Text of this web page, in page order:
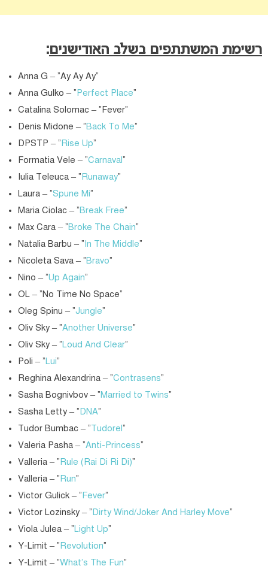
רשימת המשתתפים בשלב האודישנים:
Anna G – “Ay Ay Ay”
Anna Gulko – “Perfect Place“
Catalina Solomac – “Fever”
Denis Midone – “Back To Me“
DPSTP – “Rise Up“
Formatia Vele – “Carnaval“
Iulia Teleuca – “Runaway“
Laura – “Spune Mi“
Maria Ciolac – “Break Free“
Max Cara – “Broke The Chain“
Natalia Barbu – “In The Middle“
Nicoleta Sava – “Bravo“
Nino – “Up Again“
OL – “No Time No Space”
Oleg Spinu – “Jungle“
Oliv Sky – “Another Universe“
Oliv Sky – “Loud And Clear“
Poli – “Lui“
Reghina Alexandrina – “Contrasens“
Sasha Bognivbov – “Married to Twins“
Sasha Letty – “DNA“
Tudor Bumbac – “ Tudorel“
Valeria Pasha – “Anti-Princess“
Valleria – “Rule (Rai Di Ri Di)“
Valleria – “Run“
Victor Gulick – “Fever“
Victor Lozinsky – “Dirty Wind/Joker And Harley Move“
Viola Julea – “Light Up“
Y-Limit – “Revolution“
Y-Limit – “What’s The Fun“